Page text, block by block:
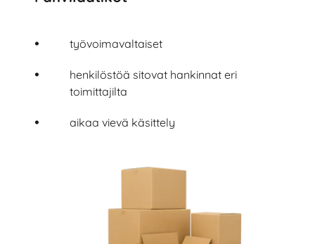
työvoimavaltaiset
henkilöstöä sitovat hankinnat eri
toimittajilta
aikaa vievä käsittely